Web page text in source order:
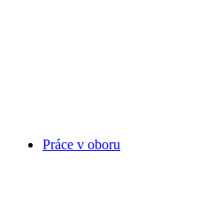
Práce v oboru